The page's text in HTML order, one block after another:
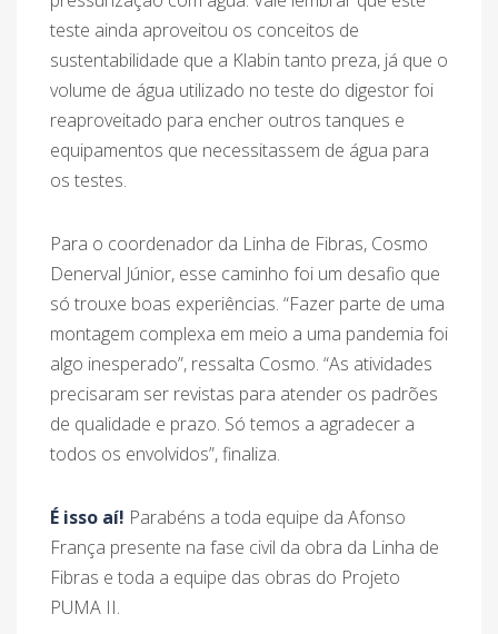
teste ainda aproveitou os conceitos de
sustentabilidade que a Klabin tanto preza, já que o
volume de água utilizado no teste do digestor foi
reaproveitado para encher outros tanques e
equipamentos que necessitassem de água para
os testes.
Para o coordenador da Linha de Fibras, Cosmo
Denerval Júnior, esse caminho foi um desafio que
só trouxe boas experiências. “Fazer parte de uma
montagem complexa em meio a uma pandemia foi
algo inesperado”, ressalta Cosmo. “As atividades
precisaram ser revistas para atender os padrões
de qualidade e prazo. Só temos a agradecer a
todos os envolvidos”, finaliza.
É isso aí! Parabéns a toda equipe da Afonso
França presente na fase civil da obra da Linha de
Fibras e toda a equipe das obras do Projeto
PUMA II.